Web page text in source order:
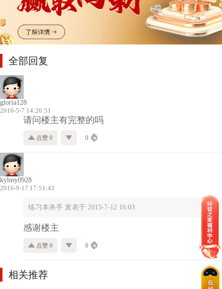
全部回复
gloria128
2016-5-7 14:26:51
请问楼主有完整的吗
点赞 0 0
kylmy0928
2016-9-17 17:51:43
练习本杀手 发表于 2015-7-12 16:03
感谢楼主
点赞 0 0
相关推荐